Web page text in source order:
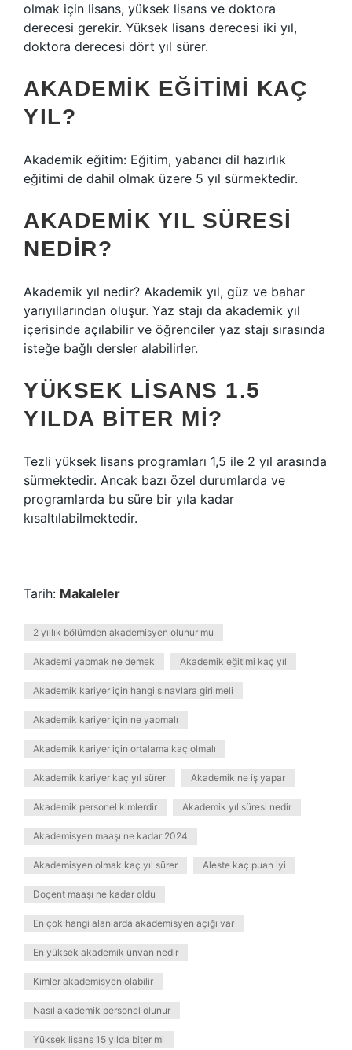
olmak için lisans, yüksek lisans ve doktora
derecesi gerekir. Yüksek lisans derecesi iki yıl,
doktora derecesi dört yıl sürer.
AKADEMIK EĞITIMI KAÇ
YIL?
Akademik eğitim: Eğitim, yabancı dil hazırlık
eğitimi de dahil olmak üzere 5 yıl sürmektedir.
AKADEMIK YIL SÜRESI
NEDIR?
Akademik yıl nedir? Akademik yıl, güz ve bahar
yarıyıllarından oluşur. Yaz stajı da akademik yıl
içerisinde açılabilir ve öğrenciler yaz stajı sırasında
isteğe bağlı dersler alabilirler.
YÜKSEK LISANS 1.5
YILDA BITER MI?
Tezli yüksek lisans programları 1,5 ile 2 yıl arasında
sürmektedir. Ancak bazı özel durumlarda ve
programlarda bu süre bir yıla kadar
kısaltılabilmektedir.
Tarih: Makaleler
2 yıllık bölümden akademisyen olunur mu
Akademi yapmak ne demek Akademik eğitimi kaç yıl
Akademik kariyer için hangi sınavlara girilmeli
Akademik kariyer için ne yapmalı
Akademik kariyer için ortalama kaç olmalı
Akademik kariyer kaç yıl sürer Akademik ne iş yapar
Akademik personel kimlerdir Akademik yıl süresi nedir
Akademisyen maaşı ne kadar 2024
Akademisyen olmak kaç yıl sürer Aleste kaç puan iyi
Doçent maaşı ne kadar oldu
En çok hangi alanlarda akademisyen açığı var
En yüksek akademik ünvan nedir
Kimler akademisyen olabilir
Nasıl akademik personel olunur
Yüksek lisans 15 yılda biter mi